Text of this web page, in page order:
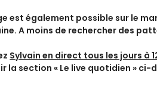
est également possible sur le
A moins de rechercher des
Sylvain en direct tous les jours à
la section « Le live quotidien » ci-